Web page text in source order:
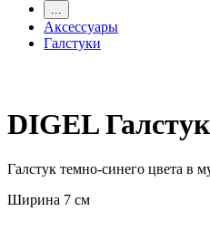
Аксессуары
Галстуки
DIGEL
Галстук темно-синего цвета в
Ширина 7 см